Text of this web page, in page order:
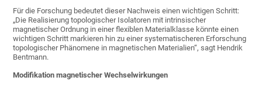
Für die Forschung bedeutet dieser Nachweis einen wichtigen Schritt:
„Die Realisierung topologischer Isolatoren mit intrinsischer
magnetischer Ordnung in einer flexiblen Materialklasse könnte einen
wichtigen Schritt markieren hin zu einer systematischeren Erforschung
topologischer Phänomene in magnetischen Materialien“, sagt Hendrik
Bentmann.
Modifikation magnetischer Wechselwirkungen